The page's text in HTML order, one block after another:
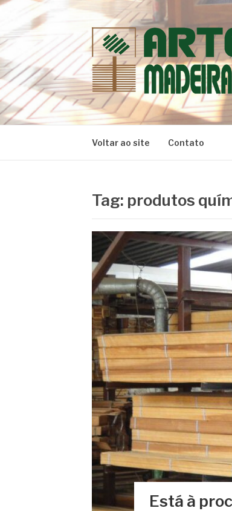
Pular
conteúdo
BLOG |
Dicas e Novidades sobre Madeiras
Voltar ao site Contato
Tag: produtos
Está à